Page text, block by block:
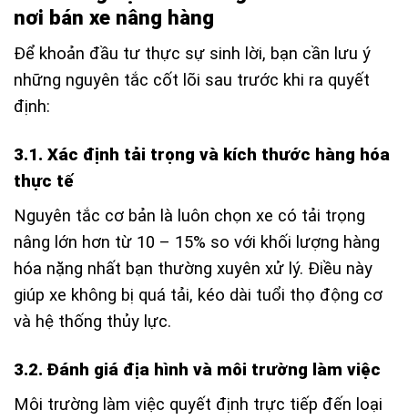
nơi bán xe nâng hàng
Để khoản đầu tư thực sự sinh lời, bạn cần lưu ý
những nguyên tắc cốt lõi sau trước khi ra quyết
định:
3.1. Xác định tải trọng và kích thước hàng hóa
thực tế
Nguyên tắc cơ bản là luôn chọn xe có tải trọng
nâng lớn hơn từ 10 – 15% so với khối lượng hàng
hóa nặng nhất bạn thường xuyên xử lý. Điều này
giúp xe không bị quá tải, kéo dài tuổi thọ động cơ
và hệ thống thủy lực.
3.2. Đánh giá địa hình và môi trường làm việc
Môi trường làm việc quyết định trực tiếp đến loại